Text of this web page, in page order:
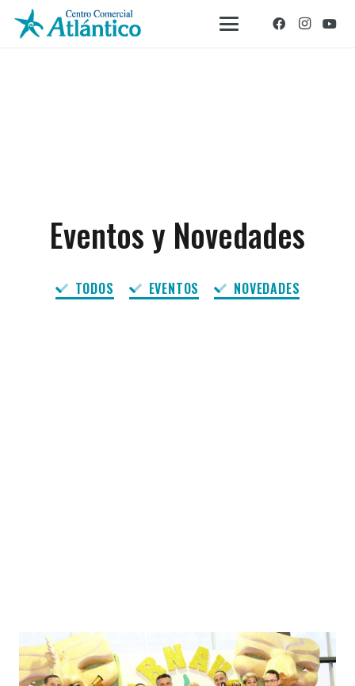
Eventos y Novedades
TODOS EVENTOS NOVEDADES